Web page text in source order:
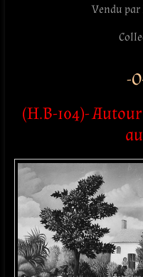
Vendu par
-
(H.B-104)-